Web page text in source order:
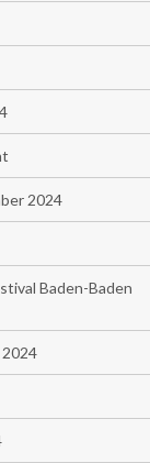
2024
Baden-Baden